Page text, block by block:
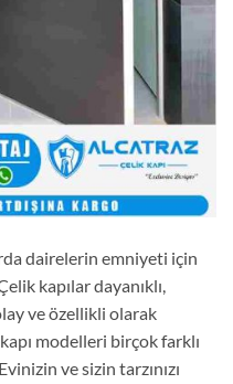
dairelerin emniyeti için
kapılar dayanıklı,
ve özellikli olarak
modelleri birçok farklı
ve sizin tarzınızı